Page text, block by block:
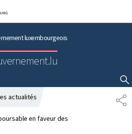
menu principal
au contenu
luxembourgeois
AFFICHER / MASQUER LA RECHERCHE
P
A
actualités
en faveur des